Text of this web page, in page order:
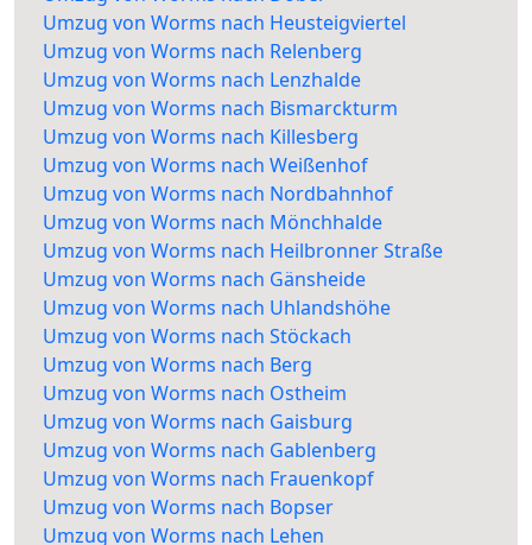
Umzug von Worms nach Heusteigviertel
Umzug von Worms nach Relenberg
Umzug von Worms nach Lenzhalde
Umzug von Worms nach Bismarckturm
Umzug von Worms nach Killesberg
Umzug von Worms nach Weißenhof
Umzug von Worms nach Nordbahnhof
Umzug von Worms nach Mönchhalde
Umzug von Worms nach Heilbronner Straße
Umzug von Worms nach Gänsheide
Umzug von Worms nach Uhlandshöhe
Umzug von Worms nach Stöckach
Umzug von Worms nach Berg
Umzug von Worms nach Ostheim
Umzug von Worms nach Gaisburg
Umzug von Worms nach Gablenberg
Umzug von Worms nach Frauenkopf
Umzug von Worms nach Bopser
Umzug von Worms nach Lehen